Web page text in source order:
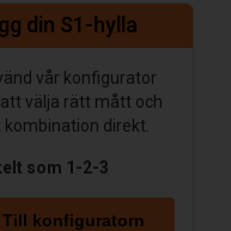
din S1-hylla
vår konfigurator
välja rätt mått och
kombination direkt.
som 1-2-3
Till konfiguratorn